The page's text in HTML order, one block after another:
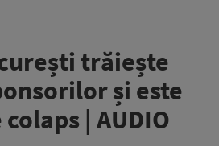
trăiește
și este
| AUDIO